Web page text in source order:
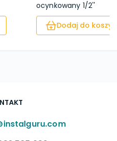
ocynkowany 1/2''
Dodaj do